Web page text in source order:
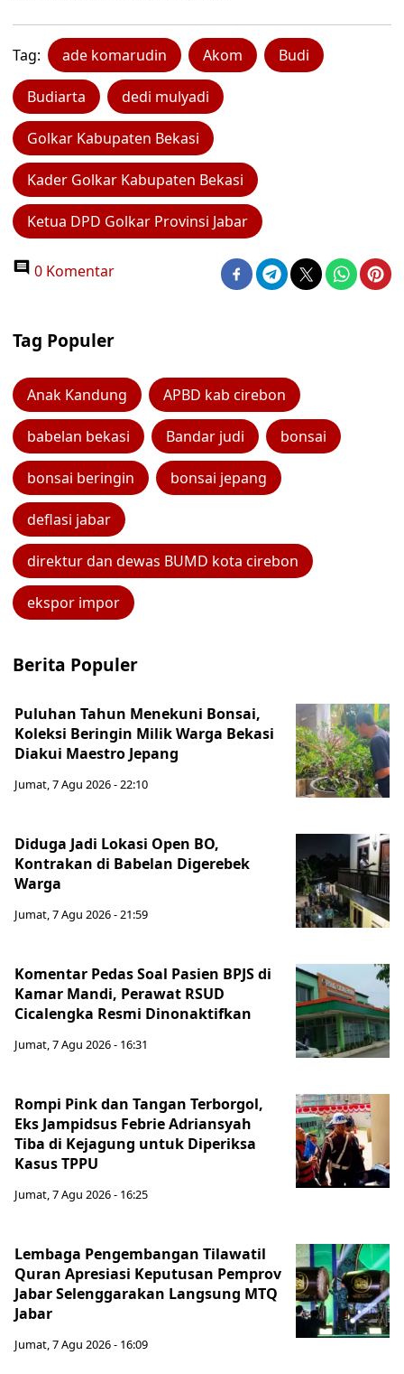
Tag: ade komarudin Akom Budi
Budiarta dedi mulyadi
Golkar Kabupaten Bekasi
Kader Golkar Kabupaten Bekasi
Ketua DPD Golkar Provinsi Jabar
0 Komentar
Tag Populer
Anak Kandung APBD kab cirebon
babelan bekasi Bandar judi bonsai
bonsai beringin bonsai jepang
deflasi jabar
direktur dan dewas BUMD kota cirebon
ekspor impor
Berita Populer
Puluhan Tahun Menekuni Bonsai,
Koleksi Beringin Milik Warga Bekasi
Diakui Maestro Jepang
Jumat, 7 Agu 2026 - 22:10
Diduga Jadi Lokasi Open BO,
Kontrakan di Babelan Digerebek
Warga
Jumat, 7 Agu 2026 - 21:59
Komentar Pedas Soal Pasien BPJS di
Kamar Mandi, Perawat RSUD
Cicalengka Resmi Dinonaktifkan
Jumat, 7 Agu 2026 - 16:31
Rompi Pink dan Tangan Terborgol,
Eks Jampidsus Febrie Adriansyah
Tiba di Kejagung untuk Diperiksa
Kasus TPPU
Jumat, 7 Agu 2026 - 16:25
Lembaga Pengembangan Tilawatil
Quran Apresiasi Keputusan Pemprov
Jabar Selenggarakan Langsung MTQ
Jabar
Jumat, 7 Agu 2026 - 16:09